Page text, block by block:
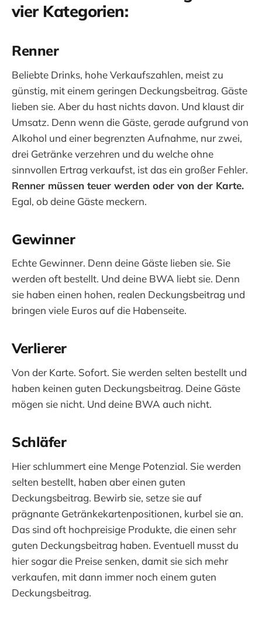
vier Kategorien:
Renner
Beliebte Drinks, hohe Verkaufszahlen, meist zu
günstig, mit einem geringen Deckungsbeitrag. Gäste
lieben sie. Aber du hast nichts davon. Und klaust dir
Umsatz. Denn wenn die Gäste, gerade aufgrund von
Alkohol und einer begrenzten Aufnahme, nur zwei,
drei Getränke verzehren und du welche ohne
sinnvollen Ertrag verkaufst, ist das ein großer Fehler.
Renner müssen teuer werden oder von der Karte.
Egal, ob deine Gäste meckern.
Gewinner
Echte Gewinner. Denn deine Gäste lieben sie. Sie
werden oft bestellt. Und deine BWA liebt sie. Denn
sie haben einen hohen, realen Deckungsbeitrag und
bringen viele Euros auf die Habenseite.
Verlierer
Von der Karte. Sofort. Sie werden selten bestellt und
haben keinen guten Deckungsbeitrag. Deine Gäste
mögen sie nicht. Und deine BWA auch nicht.
Schläfer
Hier schlummert eine Menge Potenzial. Sie werden
selten bestellt, haben aber einen guten
Deckungsbeitrag. Bewirb sie, setze sie auf
prägnante Getränkekartenpositionen, kurbel sie an.
Das sind oft hochpreisige Produkte, die einen sehr
guten Deckungsbeitrag haben. Eventuell musst du
hier sogar die Preise senken, damit sie sich mehr
verkaufen, mit dann immer noch einem guten
Deckungsbeitrag.